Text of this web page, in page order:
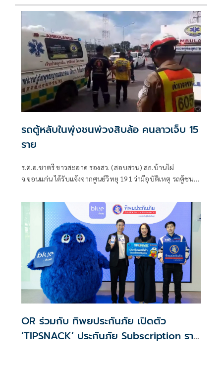
รถตู้หลับในพุ่งชนพ่วงสิบล้อ คนลาวเจ็บ 15
ราย
ร.ต.อ.ชาตรี ขาวสะอาด รองสว. (สอบสวน) สภ.บ้านไผ่
จ.ขอนแก่น ได้รับแจ้งจากศูนย์วิทยุ 191 ว่ามีอุบัติเหตุ รถตู้ชน
OR ร่วมกับ ทิพยประกันภัย เปิดตัว
‘TIPSNACK’ ประกันภัย Subscription ราย